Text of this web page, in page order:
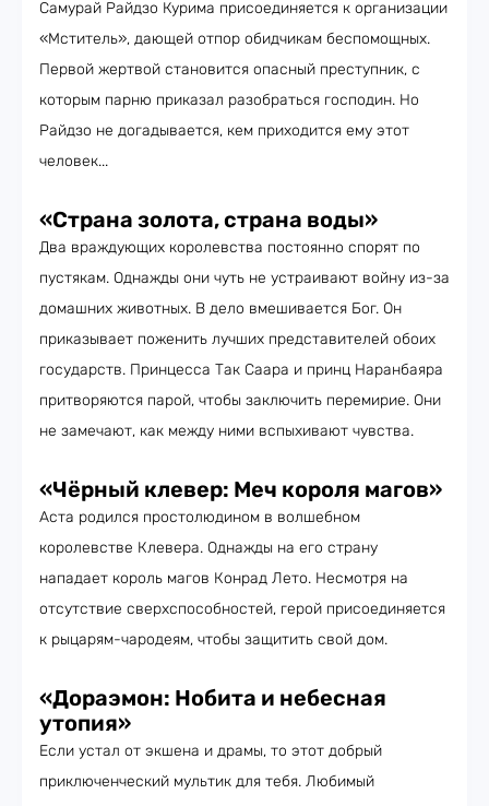
Самурай Райдзо Курима присоединяется к организации
«Мститель», дающей отпор обидчикам беспомощных.
Первой жертвой становится опасный преступник, с
которым парню приказал разобраться господин. Но
Райдзо не догадывается, кем приходится ему этот
человек...
«Страна золота, страна воды»
Два враждующих королевства постоянно спорят по
пустякам. Однажды они чуть не устраивают войну из-за
домашних животных. В дело вмешивается Бог. Он
приказывает поженить лучших представителей обоих
государств. Принцесса Так Саара и принц Наранбаяра
притворяются парой, чтобы заключить перемирие. Они
не замечают, как между ними вспыхивают чувства.
«Чёрный клевер: Меч короля магов»
Аста родился простолюдином в волшебном
королевстве Клевера. Однажды на его страну
нападает король магов Конрад Лето. Несмотря на
отсутствие сверхспособностей, герой присоединяется
к рыцарям-чародеям, чтобы защитить свой дом.
«Дораэмон: Нобита и небесная
утопия»
Если устал от экшена и драмы, то этот добрый
приключенческий мультик для тебя. Любимый